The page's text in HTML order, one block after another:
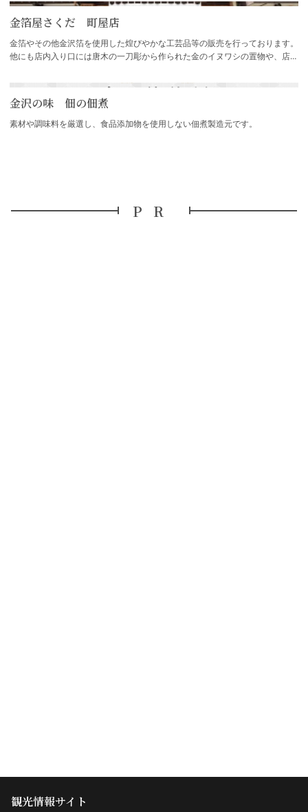
金箔屋さくだ 町屋店
金箔やその他金沢箔を使用した煌びやかな工芸品等の販売を行っております。
他にも店内入り口には唐木の一刀彫から作られた金のイヌワシの置物や、店内
金沢の味 佃の佃煮
素材や調味料を厳選し、食品添加物を使用しない佃煮製造元です。
PR
観光情報サイト